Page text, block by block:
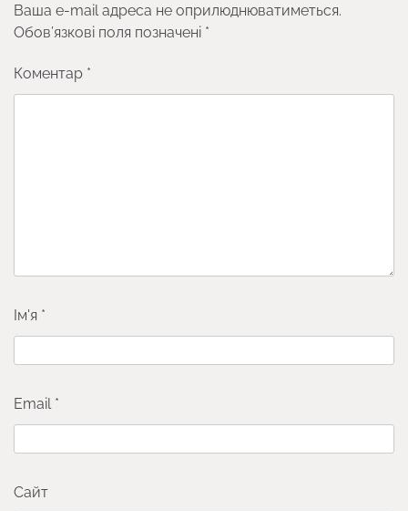
Ваша e-mail адреса не оприлюднюватиметься.
Обов’язкові поля позначені *
Коментар *
Ім'я *
Email *
Сайт